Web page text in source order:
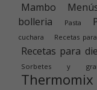
Mambo
bolleria
Pasta
cuchara
Recetas
Recetas para
Sorbetes y
Thermomix